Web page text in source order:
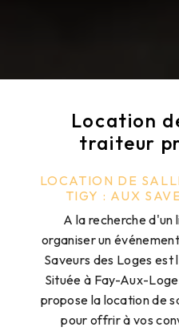
Location
traiteur
LOCATION DE
TIGY : AUX
A la recherche d'un
organiser un
Saveurs des Loges est
Située à Fay-Aux-
propose la location de
pour offrir à vos